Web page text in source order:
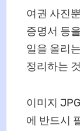
여권 사진
증명서 등
일을 올리
정리하는
이미지
에 반드시